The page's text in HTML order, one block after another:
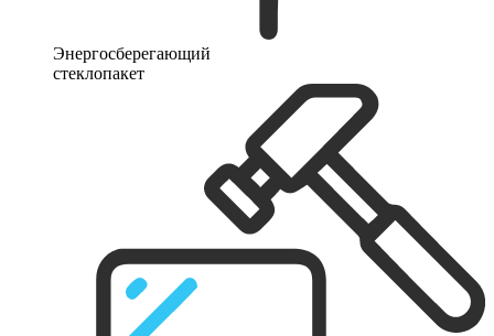
Энергосберегающий
стеклопакет